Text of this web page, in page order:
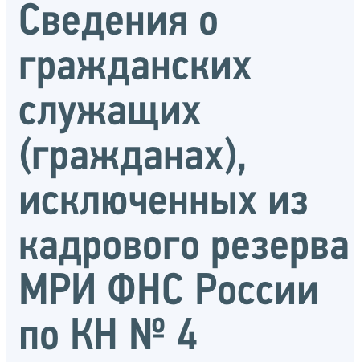
Сведения о
гражданских
служащих
(гражданах),
исключенных из
кадрового резерва
МРИ ФНС России
по КН № 4